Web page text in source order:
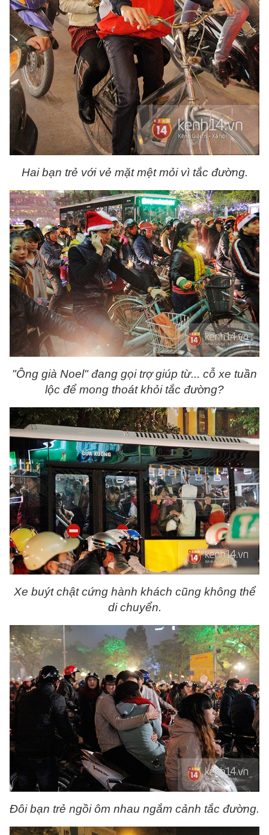
Hai bạn trẻ với vẻ mặt mệt mỏi vì tắc đường.
"Ông già Noel" đang gọi trợ giúp từ... cỗ xe tuần
lộc để mong thoát khỏi tắc đường?
Xe buýt chật cứng hành khách cũng không thể
di chuyển.
Đôi bạn trẻ ngồi ôm nhau ngắm cảnh tắc đường.